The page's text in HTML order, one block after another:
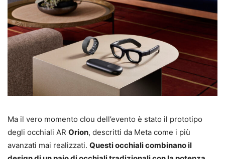
Ma il vero momento clou dell’evento è stato il prototipo
degli occhiali AR Orion, descritti da Meta come i più
avanzati mai realizzati. Questi occhiali combinano il